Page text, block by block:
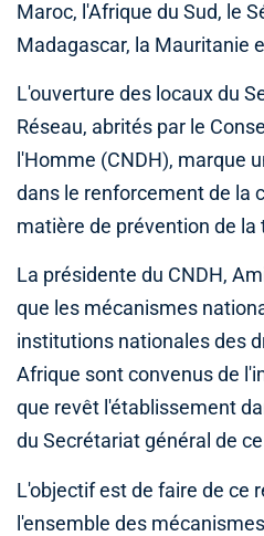
Maroc, l'Afrique du Sud, le
Madagascar, la Mauritanie
L'ouverture des locaux du
Réseau, abrités par le
l'Homme (CNDH), marque
dans le renforcement de la
matière de prévention de la
La présidente du CNDH,
que les mécanismes
institutions nationales des
Afrique sont convenus de
que revêt l'établissement
du Secrétariat général de
L'objectif est de faire de ce
l'ensemble des